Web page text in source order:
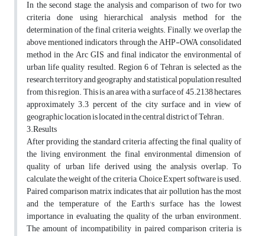
In the second stage, the analysis and comparison of two for two
criteria done using hierarchical analysis method for the
determination of the final criteria weights. Finally, we overlap the
above mentioned indicators through the AHP-OWA consolidated
method in the Arc GIS and final indicator the environmental of
urban life quality resulted. Region 6 of Tehran is selected as the
research territory and geography and statistical population resulted
from this region. This is an area with a surface of 45.2138 hectares,
approximately 3.3 percent of the city surface and in view of
geographic location is located in the central district of Tehran.
3.Results
After providing the standard criteria affecting the final quality of
the living environment, the final environmental dimension of
quality of urban life derived using the analysis overlap. To
calculate the weight of the criteria, Choice Expert software is used.
Paired comparison matrix indicates that air pollution has the most
and the temperature of the Earth's surface has the lowest
importance in evaluating the quality of the urban environment.
The amount of incompatibility in paired comparison criteria is